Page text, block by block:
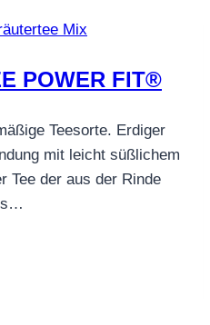
Mix
POWER FIT®
Teesorte. Erdiger
mit leicht süßlichem
Tee der aus der Rinde